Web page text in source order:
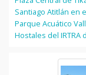
Santiago Atitlán en
Parque Acuático
Hostales del IRTRA